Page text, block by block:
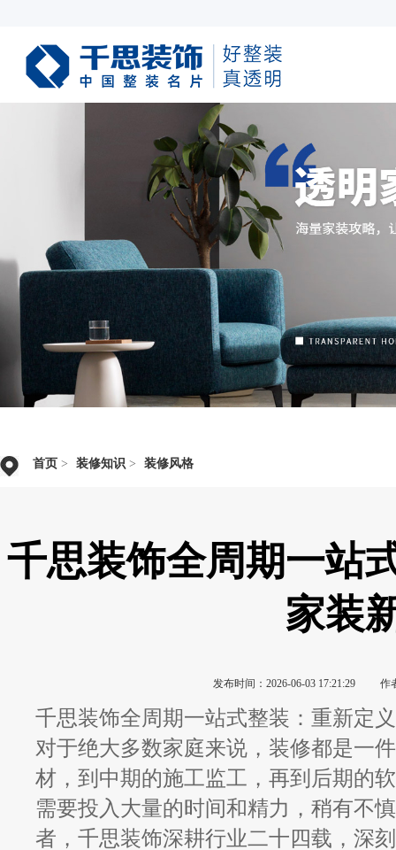
首页 > 装修知识 > 装修风格
千思装饰全周期一站
家装
发布时间：2026-06-03 17:21:29 作
千思装饰全周期一站式整装：重新定
对于绝大多数家庭来说，装修都是一
材，到中期的施工监工，再到后期的
需要投入大量的时间和精力，稍有不
者，千思装饰深耕行业二十四载，深